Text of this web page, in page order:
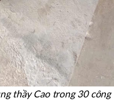
thầy Cao trong 30 công